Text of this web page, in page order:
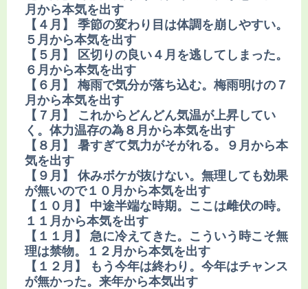
月から本気を出す
【４月】 季節の変わり目は体調を崩しやすい。
５月から本気を出す
【５月】 区切りの良い４月を逃してしまった。
６月から本気を出す
【６月】 梅雨で気分が落ち込む。梅雨明けの７
月から本気を出す
【７月】 これからどんどん気温が上昇してい
く。体力温存の為８月から本気を出す
【８月】 暑すぎて気力がそがれる。９月から本
気を出す
【９月】 休みボケが抜けない。無理しても効果
が無いので１０月から本気を出す
【１０月】 中途半端な時期。ここは雌伏の時。
１１月から本気を出す
【１１月】 急に冷えてきた。こういう時こそ無
理は禁物。１２月から本気を出す
【１２月】 もう今年は終わり。今年はチャンス
が無かった。来年から本気出す